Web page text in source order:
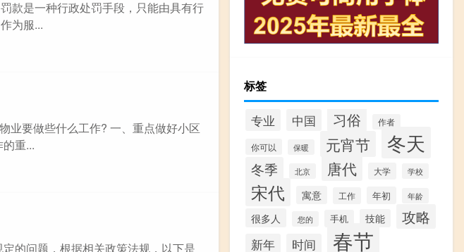
款是一种行政处罚手段，只能由具有行
为服...
业要做些什么工作? 一、重点做好小区
重...
的问题，根据相关政策法规，以下是
标签
专业 中国 习俗 作者
你可以 保暖 元宵节 冬天
冬季 北京 唐代 大学 学校
宋代 寓意 工作 年初 年龄
很多人 您的 手机 技能 攻略
新年 时间 春节